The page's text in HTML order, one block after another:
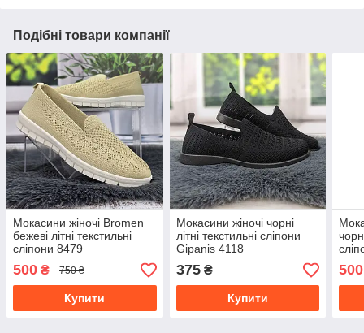
Подібні товари компанії
Мокасини жіночі Bromen
бежеві літні текстильні
сліпони 8479
500 ₴ 750 ₴
Купити
Мокасини жіночі чорні
літні текстильні сліпони
Gipanis 4118
375₴
Купити
500